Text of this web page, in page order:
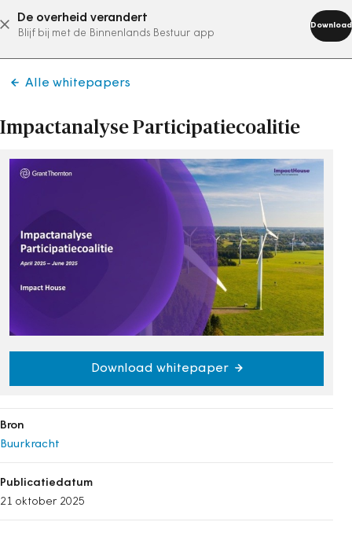
De overheid verandert
Blijf bij met de Binnenlands Bestuur app
Download
abonneer nu
Alle whitepapers
Impactanalyse Participatiecoalitie
Download whitepaper
Bron
Buurkracht
Publicatiedatum
21 oktober 2025